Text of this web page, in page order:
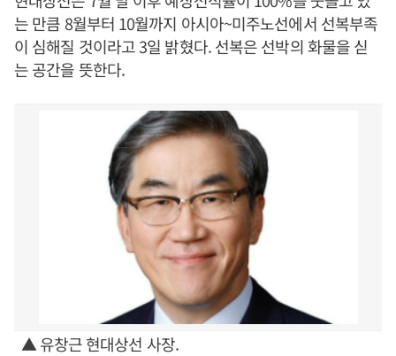
는 만큼 8월부터 10월까지 아시아~미주노선에서 선복부족
이 심해질 것이라고 3일 밝혔다. 선복은 선박의 화물을 싣
는 공간을 뜻한다.
▲ 유창근 현대상선 사장.